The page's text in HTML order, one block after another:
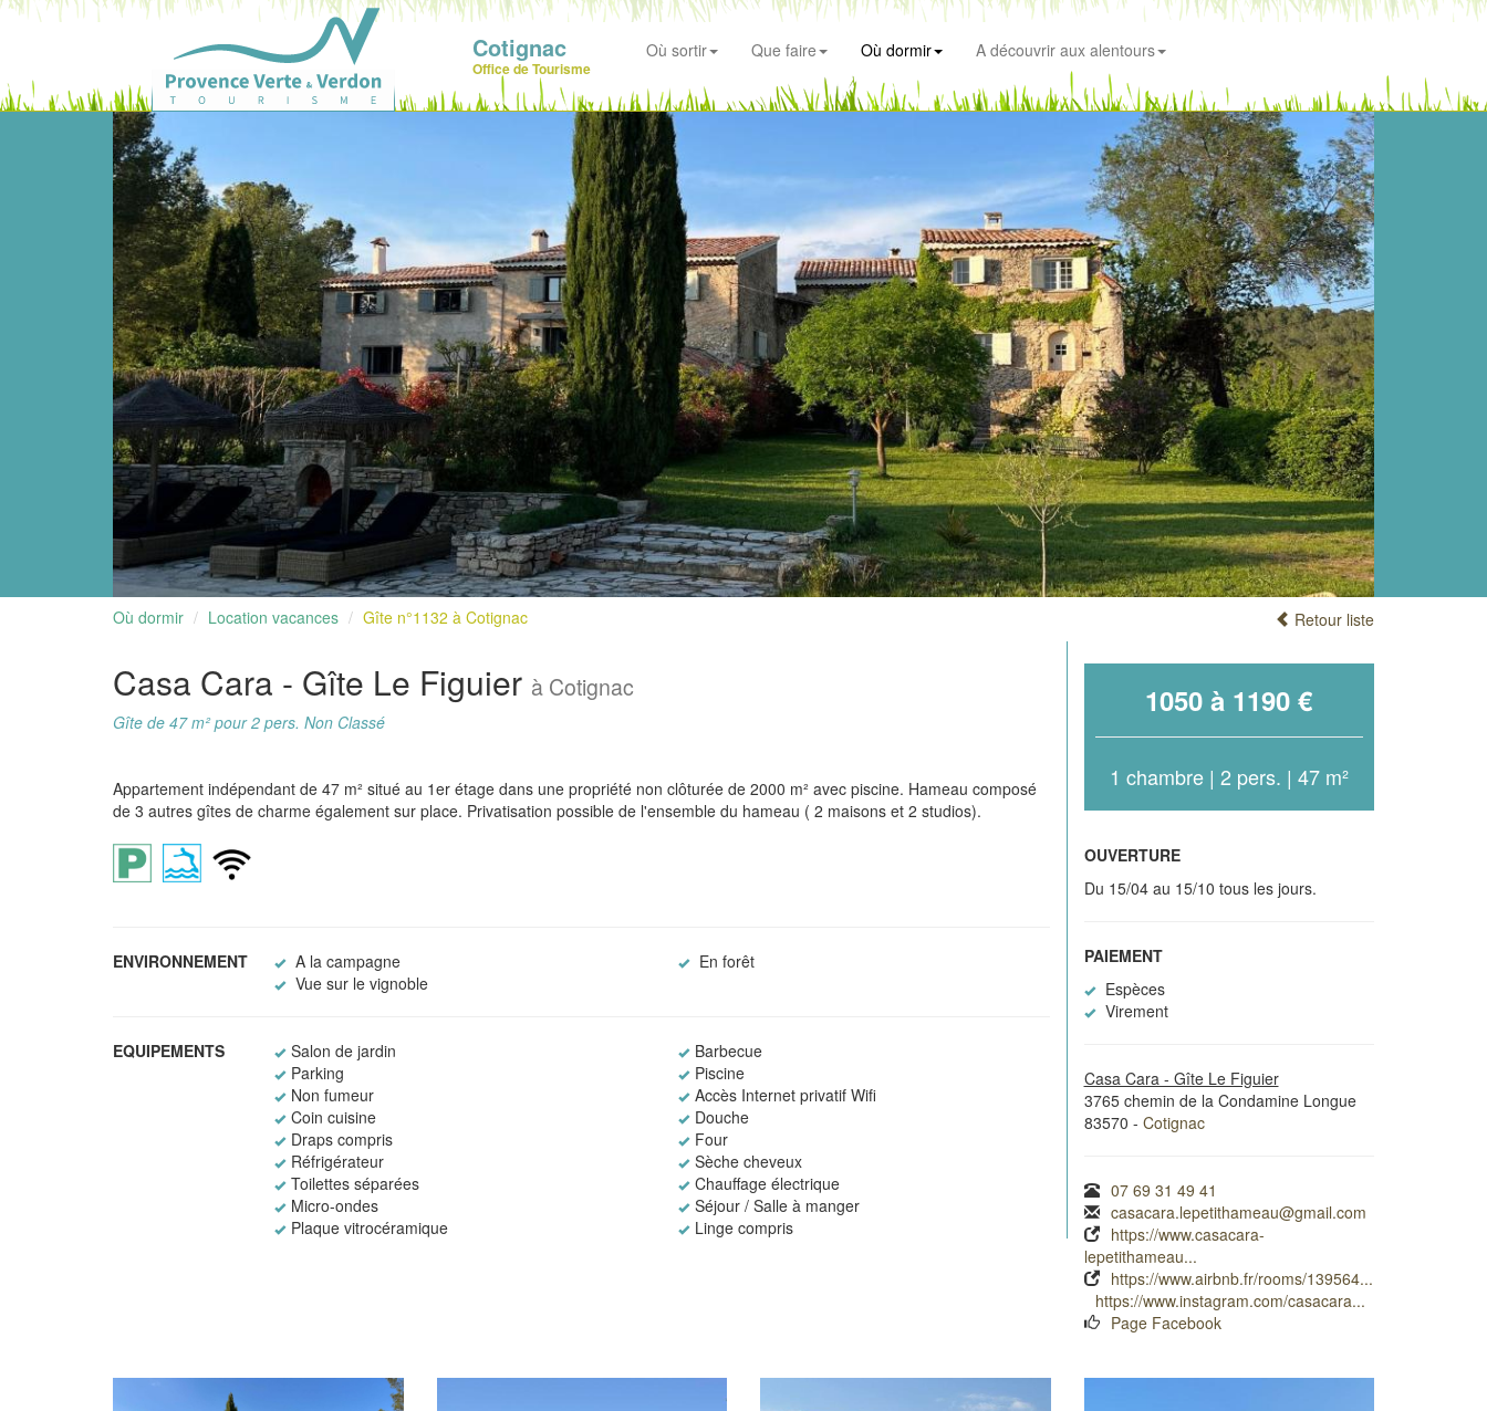
Cotignac
Office de Tourisme
Où sortir Que faire Où dormir A découvrir aux alentours
Où dormir Location vacances Gîte n°1132 à Cotignac Retour liste
Casa Cara - Gîte Le Figuier à Cotignac
Gîte de 47 m² pour 2 pers. Non Classé
Appartement indépendant de 47 m² situé au 1er étage dans une propriété non clôturée de 2000 m² avec piscine. Hameau composé
de 3 autres gîtes de charme également sur place. Privatisation possible de l'ensemble du hameau ( 2 maisons et 2 studios).
ENVIRONNEMENT A la campagne
En forêt
Vue sur le vignoble
EQUIPEMENTS Salon de jardin
Barbecue
Parking
Piscine
Non fumeur
Accès Internet privatif Wifi
Coin cuisine
Douche
Draps compris
Four
Réfrigérateur
Sèche cheveux
Toilettes séparées
Chauffage électrique
Micro-ondes
Séjour / Salle à manger
Plaque vitrocéramique
Linge compris
1050 à 1190 €
1 chambre | 2 pers. | 47 m²
OUVERTURE
Du 15/04 au 15/10 tous les jours.
PAIEMENT
Espèces
Virement
Casa Cara - Gîte Le Figuier
3765 chemin de la Condamine Longue
83570 - Cotignac
07 69 31 49 41
casacara.lepetithameau@gmail.com
https://www.casacara-
lepetithameau...
https://www.airbnb.fr/rooms/139564...
https://www.instagram.com/casacara...
Page Facebook